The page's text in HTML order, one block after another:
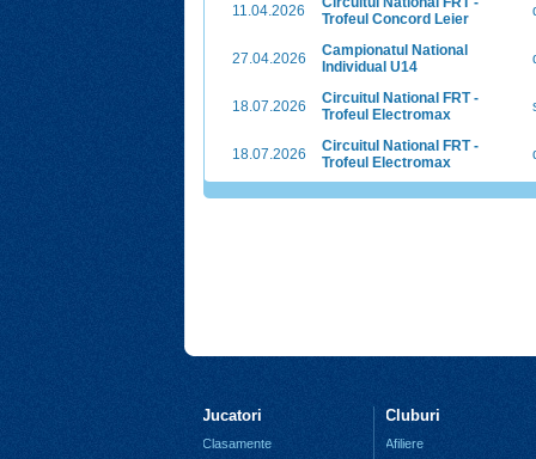
11.04.2026
Trofeul Concord Leier
27.04.2026
Campionatul National
Individual U14
18.07.2026
Circuitul National FRT -
Trofeul Electromax
18.07.2026
Circuitul National FRT -
Trofeul Electromax
Jucatori
Clasamente
Cluburi
Afiliere